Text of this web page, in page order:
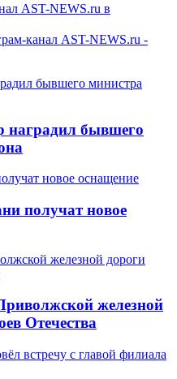
AST-NEWS.ru в
канал AST-NEWS.ru -
наградил бывшего
получат новое
железной
Отечества